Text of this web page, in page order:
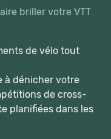
briller votre VTT
de vélo tout
à dénicher votre
de cross-
planifiées dans les